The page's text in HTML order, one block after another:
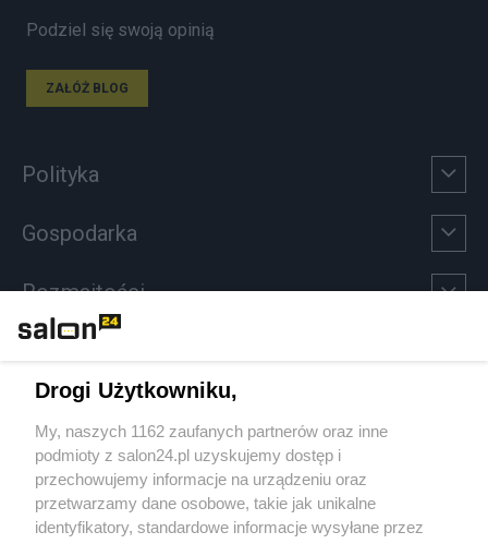
Podziel się swoją opinią
ZAŁÓŻ BLOG
Polityka
Gospodarka
Rozmaitości
Sport
Społeczeństwo
Kultura
Drogi Użytkowniku,
My, naszych 1162 zaufanych partnerów oraz inne
podmioty z salon24.pl uzyskujemy dostęp i
przechowujemy informacje na urządzeniu oraz
przetwarzamy dane osobowe, takie jak unikalne
identyfikatory, standardowe informacje wysyłane przez